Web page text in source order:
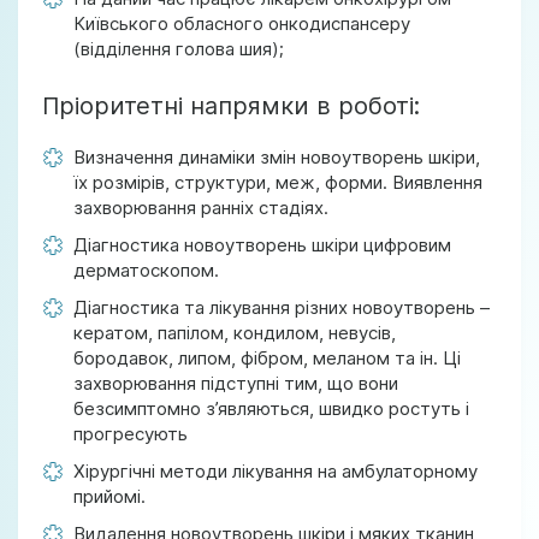
Київського обласного онкодиспансеру
(відділення голова шия);
Пріоритетні напрямки в роботі:
Визначення динаміки змін новоутворень шкіри,
їх розмірів, структури, меж, форми. Виявлення
захворювання ранніх стадіях.
Діагностика новоутворень шкіри цифровим
дерматоскопом.
Діагностика та лікування різних новоутворень –
кератом, папілом, кондилом, невусів,
бородавок, липом, фібром, меланом та ін. Ці
захворювання підступні тим, що вони
безсимптомно з’являються, швидко ростуть і
прогресують
Хірургічні методи лікування на амбулаторному
прийомі.
Видалення новоутворень шкіри і мяких тканин